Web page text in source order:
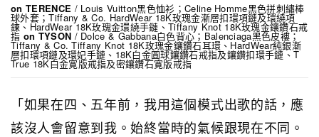
on TERENCE / Louis Vuitton黑色恤衫；Celine Homme黑色拼刺繡棒
球外套；Tiffany & Co. HardWear 18K玫瑰金漸層扣環項鏈及環繞項
鍊、HardWear 18K玫瑰金環繞手鏈、Tiffany Knot 18K玫瑰金鑲鑽石戒
指 on TYSON / Dolce & Gabbana白色背心；Balenciaga黑色皮褸；
Tiffany & Co. Tiffany Knot 18K玫瑰金鑲鑽石耳環、HardWear純銀漸
層扣環項鏈及環妃手鏈、18K白金圓球鑲鑽石戒指及鑲鑽扣環手鏈、T
True 18K白金寛版戒指及密鑲鑽石寛版戒指
「如果在四、五年前，我用這個模式出歌的話，應
該沒人會留意到我。始終當時的氣候跟現在不同。